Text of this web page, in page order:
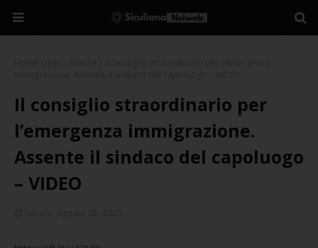
Il consiglio straordinario per
l’emergenza immigrazione.
Assente il sindaco del capoluogo
– VIDEO